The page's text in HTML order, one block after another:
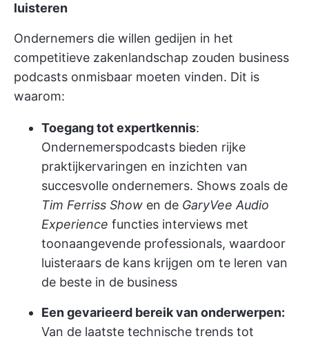
luisteren
Ondernemers die willen gedijen in het
competitieve zakenlandschap zouden business
podcasts onmisbaar moeten vinden. Dit is
waarom:
Toegang tot expertkennis:
Ondernemerspodcasts bieden rijke
praktijkervaringen en inzichten van
succesvolle ondernemers. Shows zoals de
Tim Ferriss Show en de GaryVee Audio
Experience functies interviews met
toonaangevende professionals, waardoor
luisteraars de kans krijgen om te leren van
de beste in de business
Een gevarieerd bereik van onderwerpen:
Van de laatste technische trends tot